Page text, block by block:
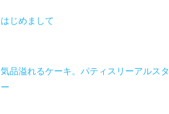
はじめまして
気品溢れるケーキ。パティスリーアルスタ
ー